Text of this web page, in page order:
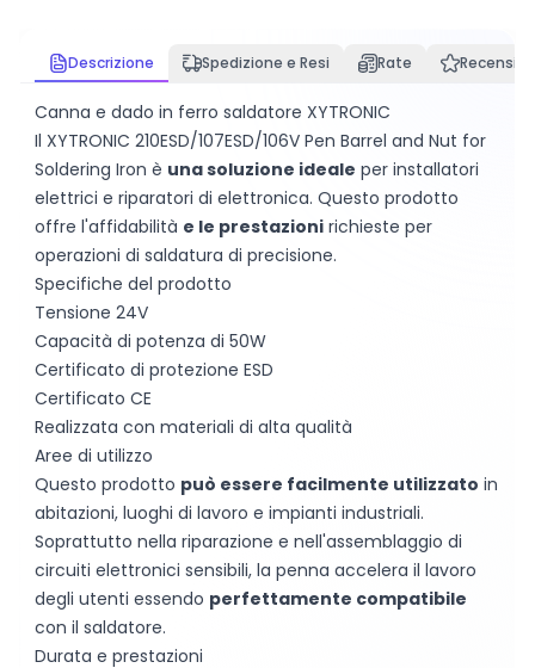
Descrizione Spedizione e Resi Rate
Canna e dado in ferro saldatore XYTRONIC
Il XYTRONIC 210ESD/107ESD/106V Pen Barrel and Nut for
Soldering Iron è una soluzione ideale per installatori
elettrici e riparatori di elettronica. Questo prodotto
offre l'affidabilità e le prestazioni richieste per
operazioni di saldatura di precisione.
Specifiche del prodotto
Tensione 24V
Capacità di potenza di 50W
Certificato di protezione ESD
Certificato CE
Realizzata con materiali di alta qualità
Aree di utilizzo
Questo prodotto può essere facilmente utilizzato in
abitazioni, luoghi di lavoro e impianti industriali.
Soprattutto nella riparazione e nell'assemblaggio di
circuiti elettronici sensibili, la penna accelera il lavoro
degli utenti essendo perfettamente compatibile
con il saldatore.
Durata e prestazioni